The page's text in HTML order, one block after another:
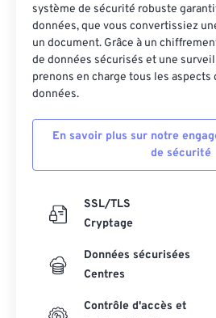
système de sécurité robuste
données, que vous convertissiez
un document. Grâce à un
de données sécurisés et une
prenons en charge tous les aspects
données.
En savoir plus sur notre
de sécurité
SSL/TLS
Cryptage
Données sécurisées
Centres
Contrôle d'accès et